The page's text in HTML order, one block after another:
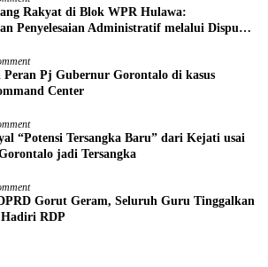
Rakyat di Blok WPR Hulawa:
Penyelesaian Administratif melalui Dispute
Pj Gubernur Gorontalo di kasus
Center
“Potensi Tersangka Baru” dari Kejati usai
jadi Tersangka
Gorut Geram, Seluruh Guru Tinggalkan
RDP